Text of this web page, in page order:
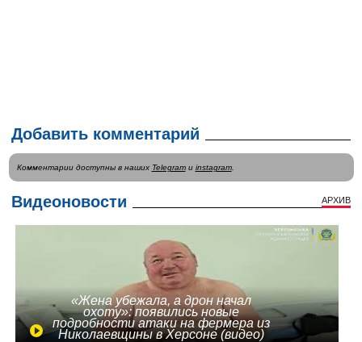
Добавить комментарий
Комментарии доступны в наших Telegramи instagram.
Видеоновости АРХИВ
«Жена убежала, а дрон начал
охоту»: появились новые
подробности атаки на фермера из
Николаевщины в Херсоне (видео)